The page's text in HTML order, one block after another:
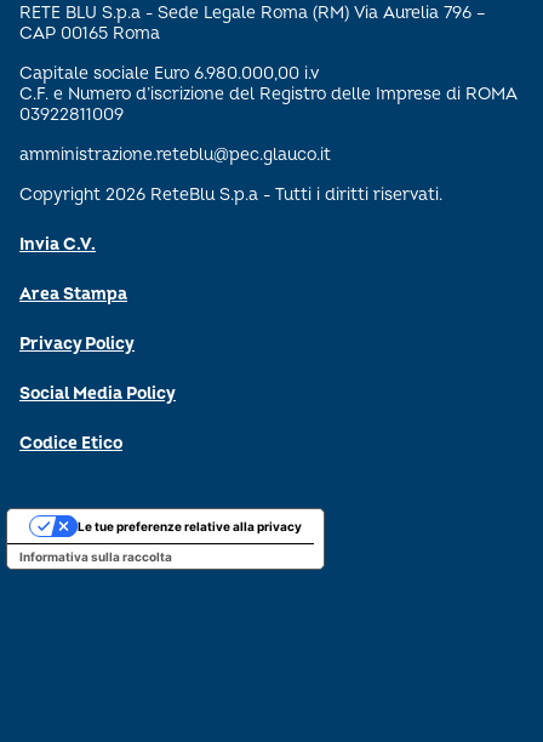
RETE BLU S.p.a - Sede Legale Roma (RM) Via Aurelia 796 –
CAP 00165 Roma
Capitale sociale Euro 6.980.000,00 i.v
C.F. e Numero d’iscrizione del Registro delle Imprese di ROMA
03922811009
amministrazione.reteblu@pec.glauco.it
Copyright 2026 ReteBlu S.p.a - Tutti i diritti riservati.
Invia C.V.
Area Stampa
Privacy Policy
Social Media Policy
Codice Etico
Informativa sulla raccolta
Le tue preferenze relative alla privacy